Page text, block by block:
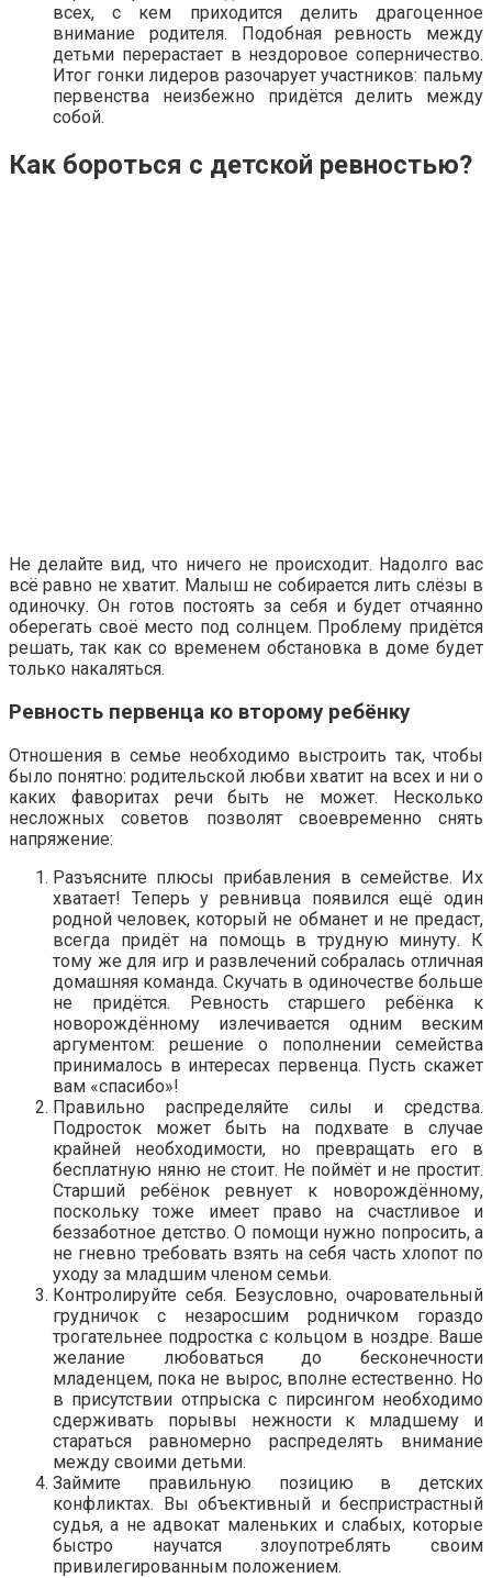
всех, с кем приходится делить драгоценное
внимание родителя. Подобная ревность между
детьми перерастает в нездоровое соперничество.
Итог гонки лидеров разочарует участников: пальму
первенства неизбежно придётся делить между
собой.
Как бороться с детской ревностью?
Не делайте вид, что ничего не происходит. Надолго вас
всё равно не хватит. Малыш не собирается лить слёзы в
одиночку. Он готов постоять за себя и будет отчаянно
оберегать своё место под солнцем. Проблему придётся
решать, так как со временем обстановка в доме будет
только накаляться.
Ревность первенца ко второму ребёнку
Отношения в семье необходимо выстроить так, чтобы
было понятно: родительской любви хватит на всех и ни о
каких фаворитах речи быть не может. Несколько
несложных советов позволят своевременно снять
напряжение:
Разъясните плюсы прибавления в семействе. Их
хватает! Теперь у ревнивца появился ещё один
родной человек, который не обманет и не предаст,
всегда придёт на помощь в трудную минуту. К
тому же для игр и развлечений собралась отличная
домашняя команда. Скучать в одиночестве больше
не придётся. Ревность старшего ребёнка к
новорождённому излечивается одним веским
аргументом: решение о пополнении семейства
принималось в интересах первенца. Пусть скажет
вам «спасибо»!
Правильно распределяйте силы и средства.
Подросток может быть на подхвате в случае
крайней необходимости, но превращать его в
бесплатную няню не стоит. Не поймёт и не простит.
Старший ребёнок ревнует к новорождённому,
поскольку тоже имеет право на счастливое и
беззаботное детство. О помощи нужно попросить, а
не гневно требовать взять на себя часть хлопот по
уходу за младшим членом семьи.
Контролируйте себя. Безусловно, очаровательный
грудничок с незаросшим родничком гораздо
трогательнее подростка с кольцом в ноздре. Ваше
желание любоваться до бесконечности
младенцем, пока не вырос, вполне естественно. Но
в присутствии отпрыска с пирсингом необходимо
сдерживать порывы нежности к младшему и
стараться равномерно распределять внимание
между своими детьми.
Займите правильную позицию в детских
конфликтах. Вы объективный и беспристрастный
судья, а не адвокат маленьких и слабых, которые
быстро научатся злоупотреблять своим
привилегированным положением.